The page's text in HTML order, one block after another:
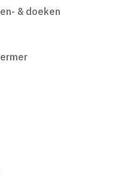
& doeken